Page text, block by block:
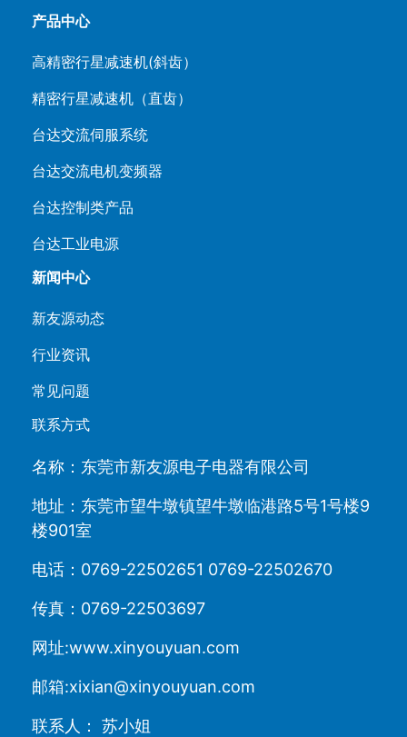
产品中心
高精密行星减速机(斜齿）
精密行星减速机（直齿）
台达交流伺服系统
台达交流电机变频器
台达控制类产品
台达工业电源
新闻中心
新友源动态
行业资讯
常见问题
联系方式
名称：东莞市新友源电子电器有限公司
地址：东莞市望牛墩镇望牛墩临港路5号1号楼9
楼901室
电话：0769-22502651 0769-22502670
传真：0769-22503697
网址:www.xinyouyuan.com
邮箱:xixian@xinyouyuan.com
联系人： 苏小姐